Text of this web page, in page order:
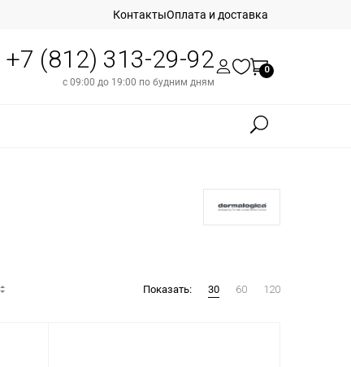
КонтактыОплата и доставка
+7 (812) 313-29-92
с 09:00 до 19:00 по будним дням
0
Показать: 30 60 120